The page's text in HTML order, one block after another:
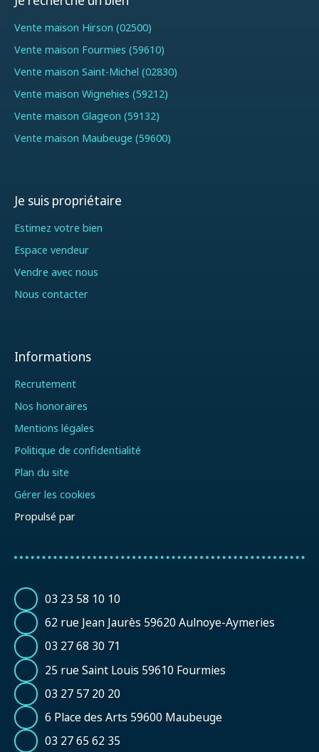
Vente maison Hirson (02500)
Vente maison Fourmies (59610)
Vente maison Saint-Michel (02830)
Vente maison Wignehies (59212)
Vente maison Glageon (59132)
Vente maison Maubeuge (59600)
Je suis propriétaire
Estimez votre bien
Espace vendeur
Vendre avec nous
Nous contacter
Informations
Recrutement
Nos honoraires
Mentions légales
Politique de confidentialité
Plan du site
Gérer les cookies
Propulsé par
03 23 58 10 10
62 rue Jean Jaurès 59620 Aulnoye-Aymeries
03 27 68 30 71
25 rue Saint Louis 59610 Fourmies
03 27 57 20 20
6 Place des Arts 59600 Maubeuge
03 27 65 62 35